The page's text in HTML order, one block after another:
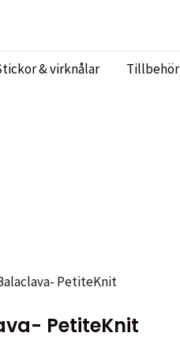
& virknålar Tillbehör
PetiteKnit
PetiteKnit